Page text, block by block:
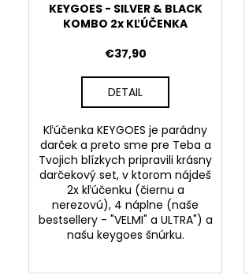
KEYGOES - SILVER & BLACK
KOMBO 2x KĽÚČENKA
€37,90
DETAIL
Kľúčenka KEYGOES je parádny
darček a preto sme pre Teba a
Tvojich blízkych pripravili krásny
darčekový set, v ktorom nájdeš
2x kľúčenku (čiernu a
nerezovú), 4 náplne (naše
bestsellery - "VELMI" a ULTRA") a
našu keygoes šnúrku.